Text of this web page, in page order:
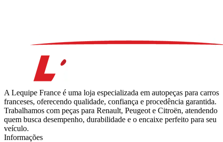
A Lequipe France é uma loja especializada em autopeças para carros
franceses, oferecendo qualidade, confiança e procedência garantida.
Trabalhamos com peças para Renault, Peugeot e Citroën, atendendo
quem busca desempenho, durabilidade e o encaixe perfeito para seu
veículo.
Informações